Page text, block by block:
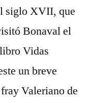
siglo XVII, que
Bonaval el
Vidas
un breve
Valeriano de